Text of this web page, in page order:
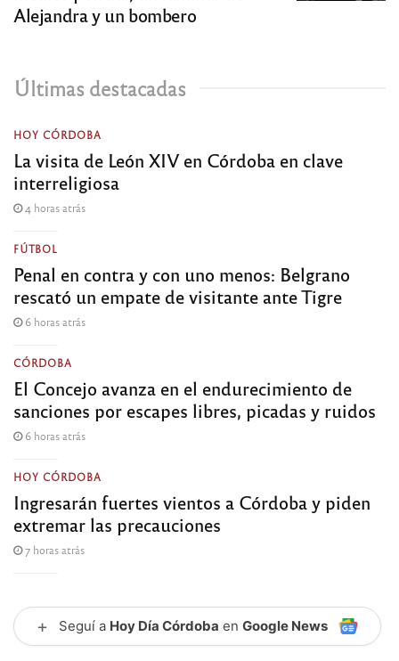
Alejandra y un bombero
Últimas destacadas
HOY CÓRDOBA
La visita de León XIV en Córdoba en clave
interreligiosa
4 horas atrás
FÚTBOL
Penal en contra y con uno menos: Belgrano
rescató un empate de visitante ante Tigre
6 horas atrás
CÓRDOBA
El Concejo avanza en el endurecimiento de
sanciones por escapes libres, picadas y ruidos
6 horas atrás
HOY CÓRDOBA
Ingresarán fuertes vientos a Córdoba y piden
extremar las precauciones
7 horas atrás
+ Seguí a Hoy Día Córdoba en Google News